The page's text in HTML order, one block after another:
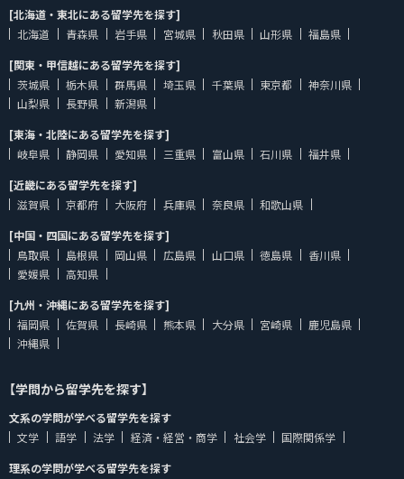
[北海道・東北にある留学先を探す]
北海道
青森県 岩手県 宮城県 秋田県 山形県
福島県
[関東・甲信越にある留学先を探す]
茨城県
栃木県 群馬県 埼玉県 千葉県 東京都
神奈川県
山梨県
長野県
新潟県
[東海・北陸にある留学先を探す]
岐阜県
静岡県 愛知県 三重県 富山県 石川県
福井県
[近畿にある留学先を探す]
滋賀県
京都府 大阪府 兵庫県 奈良県
和歌山県
[中国・四国にある留学先を探す]
鳥取県
島根県 岡山県 広島県 山口県 徳島県
香川県
愛媛県
高知県
[九州・沖縄にある留学先を探す]
福岡県
佐賀県 長崎県 熊本県 大分県 宮崎県
鹿児島県
沖縄県
【学問から留学先を探す】
文系の学問が学べる留学先を探す
文学
語学 法学 経済・経営・商学 社会学
国際関係学
理系の学問が学べる留学先を探す